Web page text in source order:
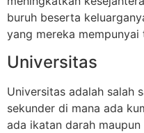
buruh beserta
yang mereka mempunyai
Universitas
Universitas adalah salah
sekunder di mana ada
ada ikatan darah